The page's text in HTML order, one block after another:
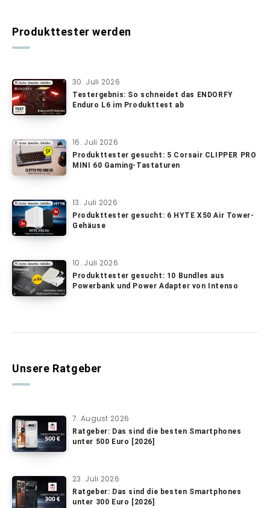
Produkttester werden
30. Juli 2026
Testergebnis: So schneidet das ENDORFY
Enduro L6 im Produkttest ab
16. Juli 2026
Produkttester gesucht: 5 Corsair CLIPPER PRO
MINI 60 Gaming-Tastaturen
13. Juli 2026
Produkttester gesucht: 6 HYTE X50 Air Tower-
Gehäuse
10. Juli 2026
Produkttester gesucht: 10 Bundles aus
Powerbank und Power Adapter von Intenso
Unsere Ratgeber
7. August 2026
Ratgeber: Das sind die besten Smartphones
unter 500 Euro [2026]
23. Juli 2026
Ratgeber: Das sind die besten Smartphones
unter 300 Euro [2026]